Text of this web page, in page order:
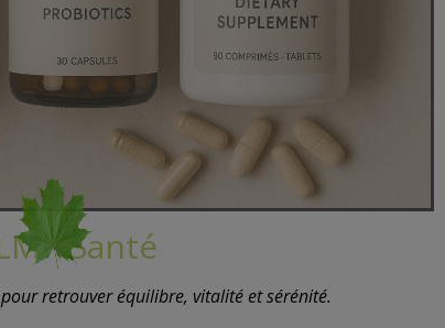
Santé
retrouver équilibre, vitalité et sérénité.